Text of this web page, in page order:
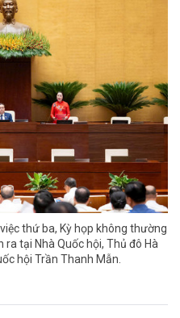
thứ ba, Kỳ họp không thường
ra tại Nhà Quốc hội, Thủ đô Hà
hội Trần Thanh Mẫn.